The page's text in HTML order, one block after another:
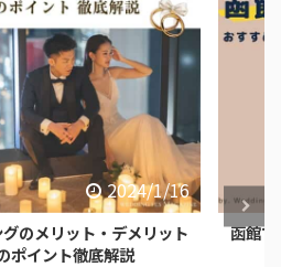
2023/11/9
たい人必見！【おすすめ
婚式会場紹介】
少人